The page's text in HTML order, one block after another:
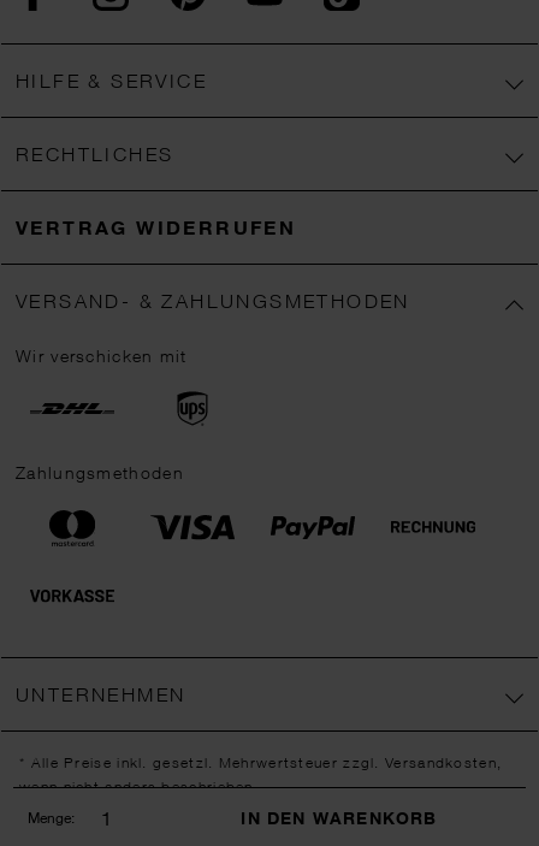
Menge: IN DEN WARENKORB
HILFE & SERVICE
RECHTLICHES
VERTRAG WIDERRUFEN
VERSAND- & ZAHLUNGSMETHODEN
Wir verschicken mit
Zahlungsmethoden
UNTERNEHMEN
* Alle Preise inkl. gesetzl. Mehrwertsteuer zzgl.Versandkosten,
wenn nicht anders beschrieben.
** Jede:r Abonnent:in erhält bei erstmaliger Anmeldung für unseren